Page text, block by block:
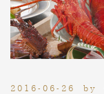
2016-06-26 by